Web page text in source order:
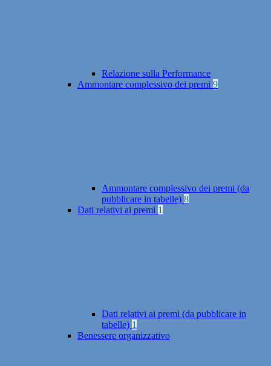
Relazione sulla Performance
Ammontare complessivo dei premi 9
Ammontare complessivo dei premi (da
pubblicare in tabelle) 8
Dati relativi ai premi 1
Dati relativi ai premi (da pubblicare in
tabelle) 1
Benessere organizzativo